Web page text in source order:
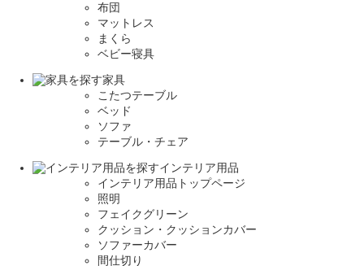
布団
マットレス
まくら
ベビー寝具
家具
こたつテーブル
ベッド
ソファ
テーブル・チェア
インテリア用品
インテリア用品トップページ
照明
フェイクグリーン
クッション・クッションカバー
ソファーカバー
間仕切り